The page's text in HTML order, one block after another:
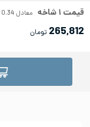
قیمت ۱شاخه معادل0.34
265,812 تومان